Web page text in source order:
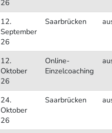
26
12.
September
26
Saarbrücken
12.
Oktober
26
Online-
Einzelcoaching
24.
Oktober
26
Saarbrücken